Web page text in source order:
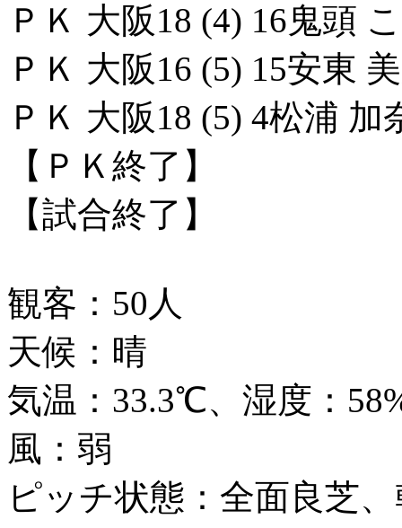
ＰＫ 大阪18 (4) 16鬼頭
ＰＫ 大阪16 (5) 15安東
ＰＫ 大阪18 (5) 4松浦 加
【ＰＫ終了】
【試合終了】
観客：50人
天候：晴
気温：33.3℃、湿度：
風：弱
ピッチ状態：全面良芝